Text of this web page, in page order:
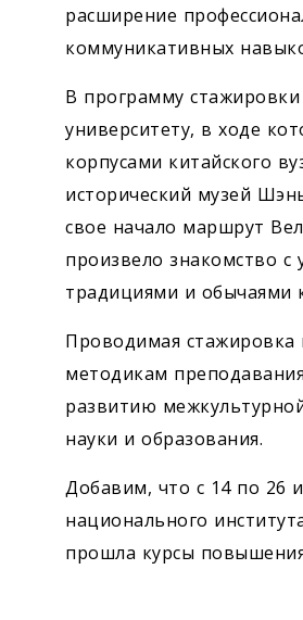
расширение
коммуникативных
В программу
университету, в ходе
корпусами китайского
исторический музей
свое начало маршрут
произвело знакомство
традициями и обычаями
Проводимая стажировка
методикам
развитию
науки и образования.
Добавим, что с 14 по 26
национального
прошла курсы